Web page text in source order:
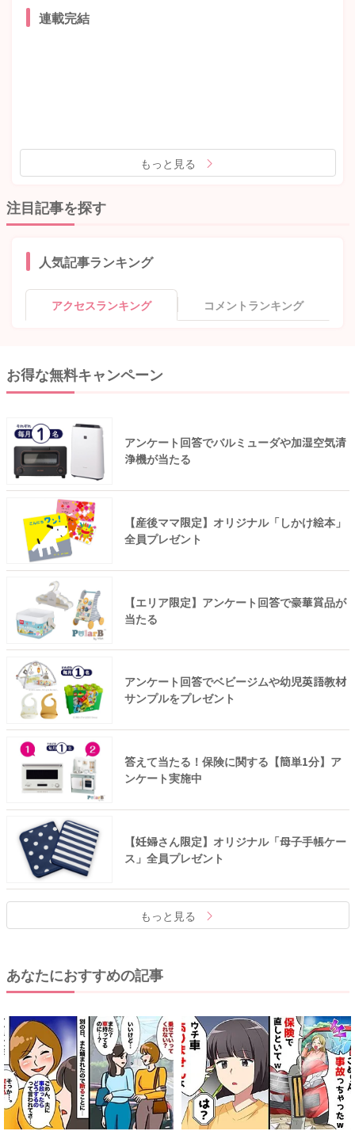
連載完結
もっと見る
注目記事を探す
人気記事ランキング
アクセスランキング コメントランキング
お得な無料キャンペーン
アンケート回答でバルミューダや加湿空気清
浄機が当たる
【産後ママ限定】オリジナル「しかけ絵本」
全員プレゼント
【エリア限定】アンケート回答で豪華賞品が
当たる
アンケート回答でベビージムや幼児英語教材
サンプルをプレゼント
答えて当たる！保険に関する【簡単1分】ア
ンケート実施中
【妊婦さん限定】オリジナル「母子手帳ケー
ス」全員プレゼント
もっと見る
あなたにおすすめの記事